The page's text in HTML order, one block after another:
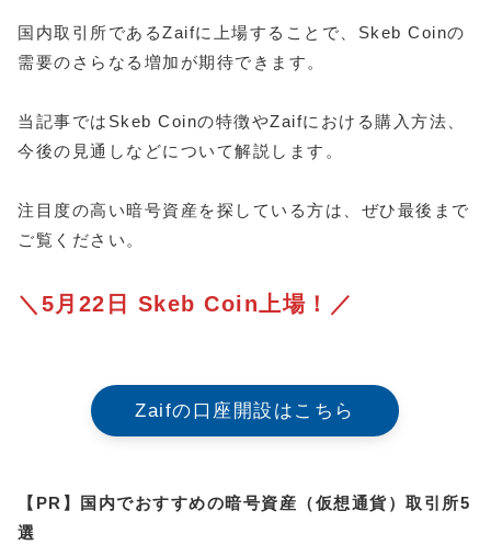
国内取引所であるZaifに上場することで、Skeb Coinの
需要のさらなる増加が期待できます。
当記事ではSkeb Coinの特徴やZaifにおける購入方法、
今後の見通しなどについて解説します。
注目度の高い暗号資産を探している方は、ぜひ最後まで
ご覧ください。
＼5月22日 Skeb Coin上場！／
Zaifの口座開設はこちら
【PR】国内でおすすめの暗号資産（仮想通貨）取引所5
選